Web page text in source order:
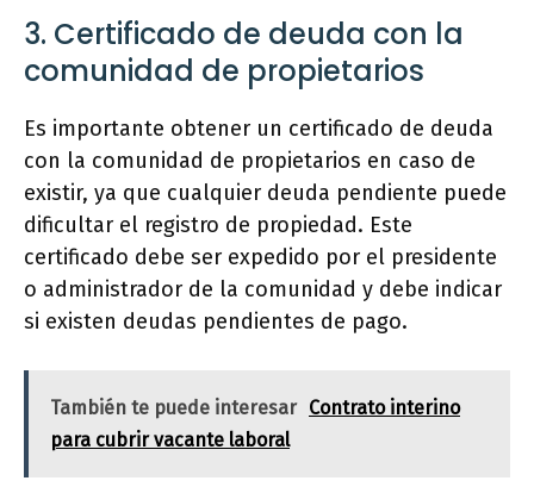
3. Certificado de deuda con la
comunidad de propietarios
Es importante obtener un certificado de deuda
con la comunidad de propietarios en caso de
existir, ya que cualquier deuda pendiente puede
dificultar el registro de propiedad. Este
certificado debe ser expedido por el presidente
o administrador de la comunidad y debe indicar
si existen deudas pendientes de pago.
También te puede interesar Contrato interino
para cubrir vacante laboral